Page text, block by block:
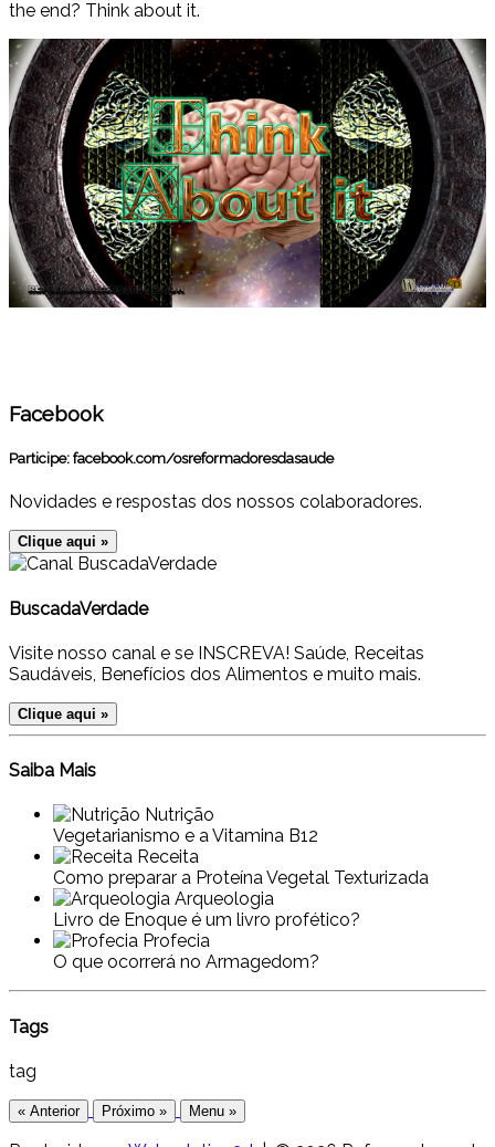
the end? Think about it.
Facebook
Participe: facebook.com/osreformadoresdasaude
Novidades e respostas dos nossos colaboradores.
Clique aqui »
BuscadaVerdade
Visite nosso canal e se INSCREVA! Saúde, Receitas
Saudáveis, Benefícios dos Alimentos e muito mais.
Clique aqui »
Saiba Mais
Nutrição
Vegetarianismo e a Vitamina B12
Receita
Como preparar a Proteína Vegetal Texturizada
Arqueologia
Livro de Enoque é um livro profético?
Profecia
O que ocorrerá no Armagedom?
Tags
tag
« Anterior Próximo » Menu »